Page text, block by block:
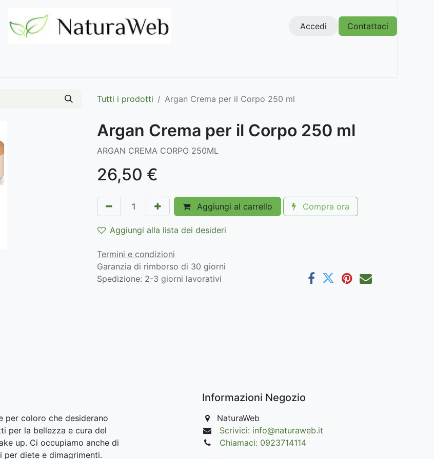
Accedi Contattaci
Tutti i prodotti Argan Crema per il Corpo 250 ml
Argan Crema per il Corpo 250 ml
ARGAN CREMA CORPO 250ML
26,50 €
Aggiungi al carrello Compra ora
Aggiungi alla lista dei desideri
Termini e condizioni
Garanzia di rimborso di 30 giorni
Spedizione: 2-3 giorni lavorativi
per coloro che desiderano
per la bellezza e cura del
up. Ci occupiamo anche di
per diete e dimagrimenti.
Informazioni Negozio
NaturaWeb
Scrivici: info@naturaweb.it
Chiamaci: 0923714114